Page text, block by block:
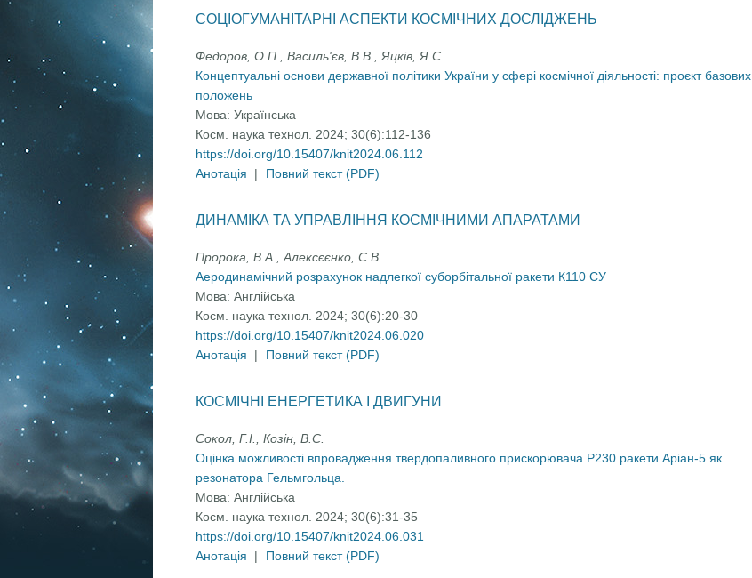
СОЦІОГУМАНІТАРНІ АСПЕКТИ КОСМІЧНИХ ДОСЛІДЖЕНЬ
Федоров, О.П., Василь'єв, В.В., Яцків, Я.С.
Концептуальні основи державної політики України у сфері космічної діяльності: проєкт базових
положень
Мова: Українська
Косм. наука технол. 2024; 30(6):112-136
https://doi.org/10.15407/knit2024.06.112
Анотація
| Повний текст (PDF)
ДИНАМІКА ТА УПРАВЛІННЯ КОСМІЧНИМИ АПАРАТАМИ
Пророка, В.А., Алексєєнко, С.В.
Аеродинамічний розрахунок надлегкої суборбітальної ракети К110 СУ
Мова: Англійська
Косм. наука технол. 2024; 30(6):20-30
https://doi.org/10.15407/knit2024.06.020
Анотація
| Повний текст (PDF)
КОСМІЧНІ ЕНЕРГЕТИКА І ДВИГУНИ
Сокол, Г.І., Козін, В.С.
Оцінка можливості впровадження твердопаливного прискорювача Р230 ракети Аріан-5 як
резонатора Гельмгольца.
Мова: Англійська
Косм. наука технол. 2024; 30(6):31-35
https://doi.org/10.15407/knit2024.06.031
Анотація
| Повний текст (PDF)